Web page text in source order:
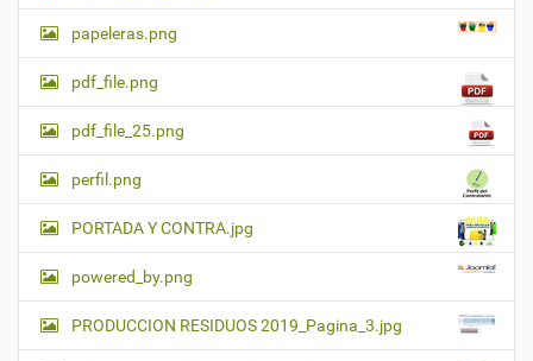
papeleras.png
pdf_file.png
pdf_file_25.png
perfil.png
PORTADA Y CONTRA.jpg
powered_by.png
PRODUCCION RESIDUOS 2019_Pagina_3.jpg